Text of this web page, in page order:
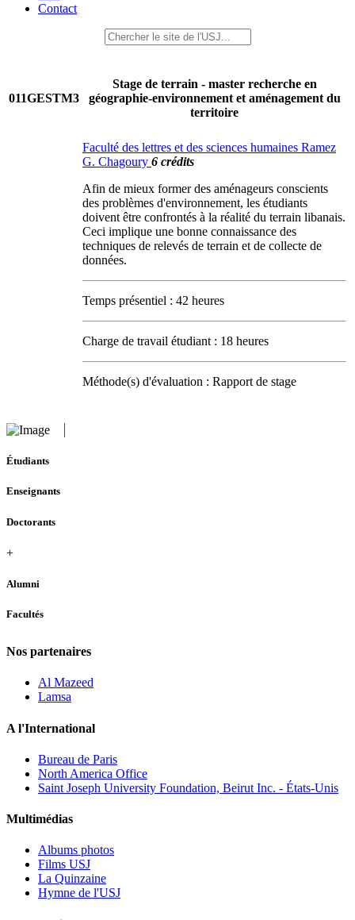
Contact
011GESTM3
Stage de terrain - master recherche en
géographie-environnement et aménagement du
territoire
Faculté des lettres et des sciences humaines Ramez
G. Chagoury 6 crédits
Afin de mieux former des aménageurs conscients
des problèmes d'environnement, les étudiants
doivent être confrontés à la réalité du terrain libanais.
Ceci implique une bonne connaissance des
techniques de relevés de terrain et de collecte de
données.
Temps présentiel : 42 heures
Charge de travail étudiant : 18 heures
Méthode(s) d'évaluation : Rapport de stage
Étudiants
Enseignants
Doctorants
+
Alumni
Facultés
Nos partenaires
Al Mazeed
Lamsa
A l'International
Bureau de Paris
North America Office
Saint Joseph University Foundation, Beirut Inc. - États-Unis
Multimédias
Albums photos
Films USJ
La Quinzaine
Hymne de l'USJ